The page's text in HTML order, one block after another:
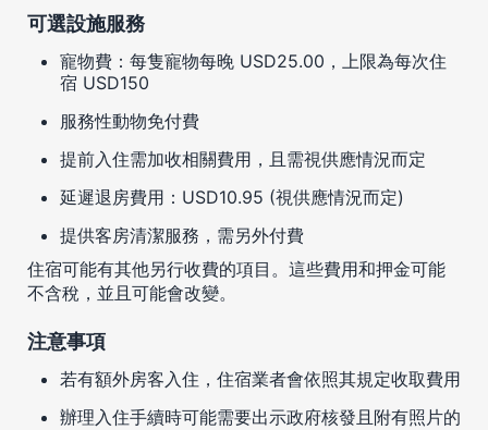
可選設施服務
寵物費：每隻寵物每晚 USD25.00，上限為每次住
宿 USD150
服務性動物免付費
提前入住需加收相關費用，且需視供應情況而定
延遲退房費用：USD10.95 (視供應情況而定)
提供客房清潔服務，需另外付費
住宿可能有其他另行收費的項目。這些費用和押金可能
不含稅，並且可能會改變。
注意事項
若有額外房客入住，住宿業者會依照其規定收取費用
辦理入住手續時可能需要出示政府核發且附有照片的